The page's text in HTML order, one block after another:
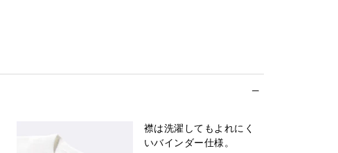
襟は洗濯してもよれにく
いバインダー仕様。